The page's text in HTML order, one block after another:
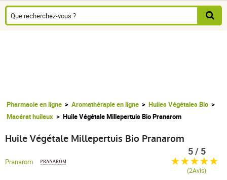
Pharmacie en ligne Aromathérapie en ligne
Huiles Végétales Bio
Macérat huileux
Huile Végétale Millepertuis Bio Pranarom
Huile Végétale Millepertuis Bio Pranarom
Pranarom
5 / 5
(2Avis)